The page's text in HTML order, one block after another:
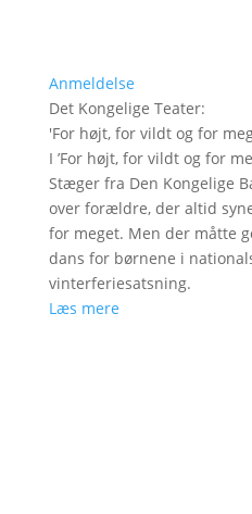
Anmeldelse
Det Kongelige Teater:
'For højt, for vildt og for
I ’For højt, for vildt og for
Stæger fra Den Kongelige
over forældre, der altid
for meget. Men der måtte
dans for børnene i
vinterferiesatsning.
Læs mere